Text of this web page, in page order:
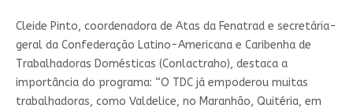
Cleide Pinto, coordenadora de Atas da Fenatrad e secretária-
geral da Confederação Latino-Americana e Caribenha de
Trabalhadoras Domésticas (Conlactraho), destaca a
importância do programa: “O TDC já empoderou muitas
trabalhadoras, como Valdelice, no Maranhão, Quitéria, em